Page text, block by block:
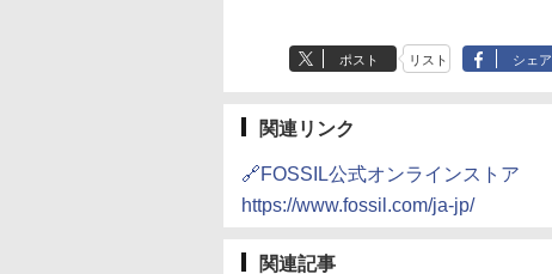
ポスト リスト シェア
関連リンク
🔗FOSSIL公式オンラインストア
https://www.fossil.com/ja-jp/
関連記事